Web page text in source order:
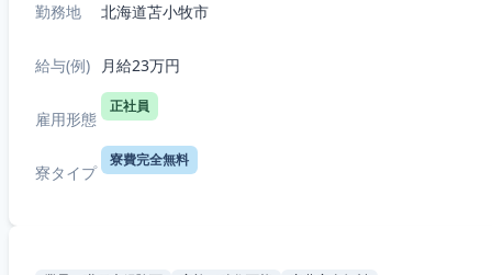
勤務地 北海道苫小牧市
給与(例) 月給23万円
雇用形態
正社員
寮タイプ
寮費完全無料